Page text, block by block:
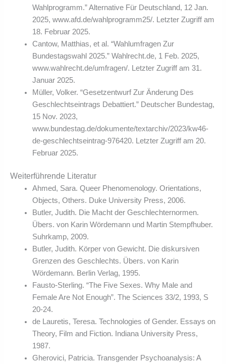
Wahlprogramm.” Alternative Für Deutschland, 12 Jan.
2025, www.afd.de/wahlprogramm25/. Letzter Zugriff am
18. Februar 2025.
Cantow, Matthias, et al. “Wahlumfragen Zur
Bundestagswahl 2025.” Wahlrecht.de, 1 Feb. 2025,
www.wahlrecht.de/umfragen/. Letzter Zugriff am 31.
Januar 2025.
Müller, Volker. “Gesetzentwurf Zur Änderung Des
Geschlechtseintrags Debattiert.” Deutscher Bundestag,
15 Nov. 2023,
www.bundestag.de/dokumente/textarchiv/2023/kw46-
de-geschlechtseintrag-976420. Letzter Zugriff am 20.
Februar 2025.
Weiterführende Literatur
Ahmed, Sara. Queer Phenomenology. Orientations,
Objects, Others. Duke University Press, 2006.
Butler, Judith. Die Macht der Geschlechternormen.
Übers. von Karin Wördemann und Martin Stempfhuber.
Suhrkamp, 2009.
Butler, Judith. Körper von Gewicht. Die diskursiven
Grenzen des Geschlechts. Übers. von Karin
Wördemann. Berlin Verlag, 1995.
Fausto-Sterling. “The Five Sexes. Why Male and
Female Are Not Enough”. The Sciences 33/2, 1993, S
20-24.
de Lauretis, Teresa. Technologies of Gender. Essays on
Theory, Film and Fiction. Indiana University Press,
1987.
Gherovici, Patricia. Transgender Psychoanalysis: A